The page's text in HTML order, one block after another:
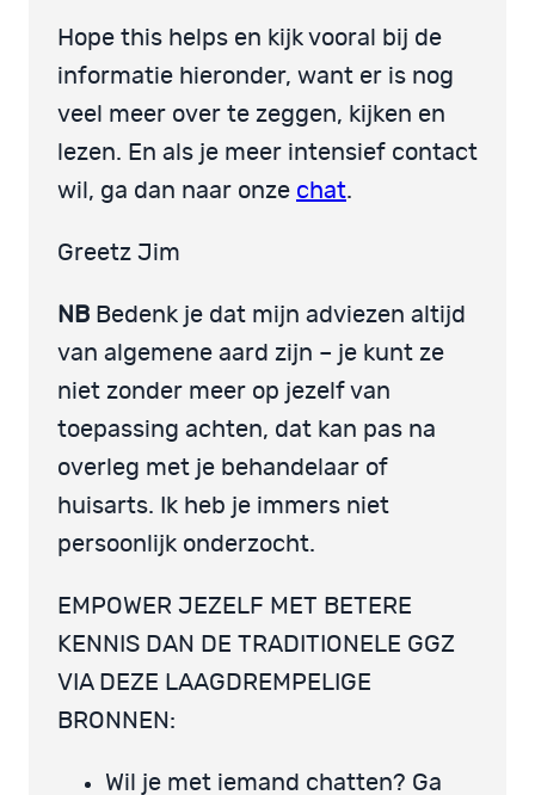
Hope this helps en kijk vooral bij de
informatie hieronder, want er is nog
veel meer over te zeggen, kijken en
lezen. En als je meer intensief contact
wil, ga dan naar onze chat.
Greetz Jim
NB Bedenk je dat mijn adviezen altijd
van algemene aard zijn – je kunt ze
niet zonder meer op jezelf van
toepassing achten, dat kan pas na
overleg met je behandelaar of
huisarts. Ik heb je immers niet
persoonlijk onderzocht.
EMPOWER JEZELF MET BETERE
KENNIS DAN DE TRADITIONELE GGZ
VIA DEZE LAAGDREMPELIGE
BRONNEN:
Wil je met iemand chatten? Ga